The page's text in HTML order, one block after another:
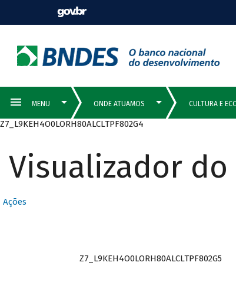
Z7_L9KEH4O0LORH80ALCLTPF802G4
Visualizador do
Ações
Z7_L9KEH4O0LORH80ALCLTPF802G5